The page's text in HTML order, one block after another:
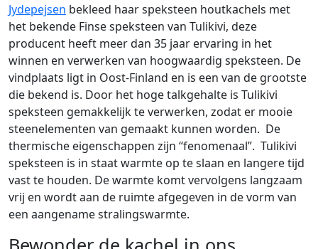
Jydepejsen bekleed haar speksteen houtkachels met
het bekende Finse speksteen van Tulikivi, deze
producent heeft meer dan 35 jaar ervaring in het
winnen en verwerken van hoogwaardig speksteen. De
vindplaats ligt in Oost-Finland en is een van de grootste
die bekend is. Door het hoge talkgehalte is Tulikivi
speksteen gemakkelijk te verwerken, zodat er mooie
steenelementen van gemaakt kunnen worden. De
thermische eigenschappen zijn “fenomenaal”. Tulikivi
speksteen is in staat warmte op te slaan en langere tijd
vast te houden. De warmte komt vervolgens langzaam
vrij en wordt aan de ruimte afgegeven in de vorm van
een aangename stralingswarmte.